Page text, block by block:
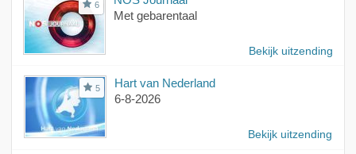
6
Met gebarentaal
Bekijk uitzending
5
Hart van Nederland
6-8-2026
Bekijk uitzending